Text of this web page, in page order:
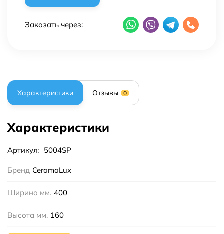
Заказать через:
Характеристики Отзывы 0
Характеристики
Артикул: 5004SP
Бренд CeramaLux
Ширина мм. 400
Высота мм. 160